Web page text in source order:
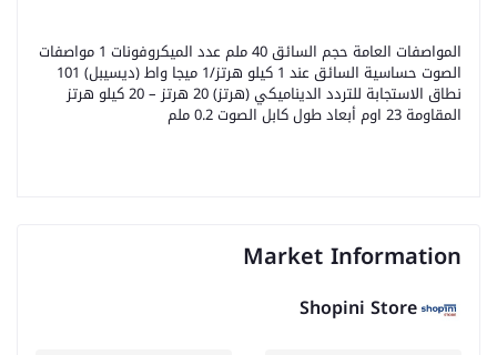
المواصفات العامة حجم السائق 40 ملم عدد الميكروفونات 1 مواصفات
الصوت حساسية السائق عند 1 كيلو هرتز/1 ميجا واط (ديسيبل) 101
نطاق الاستجابة للتردد الديناميكي (هرتز) 20 هرتز – 20 كيلو هرتز
المقاومة 23 اوم أبعاد طول كابل الصوت 0.2 ملم
Market Information
Shopini Store